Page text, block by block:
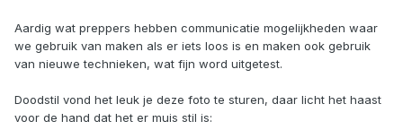
Aardig wat preppers hebben communicatie mogelijkheden waar
we gebruik van maken als er iets loos is en maken ook gebruik
van nieuwe technieken, wat fijn word uitgetest.
Doodstil vond het leuk je deze foto te sturen, daar licht het haast
voor de hand dat het er muis stil is: